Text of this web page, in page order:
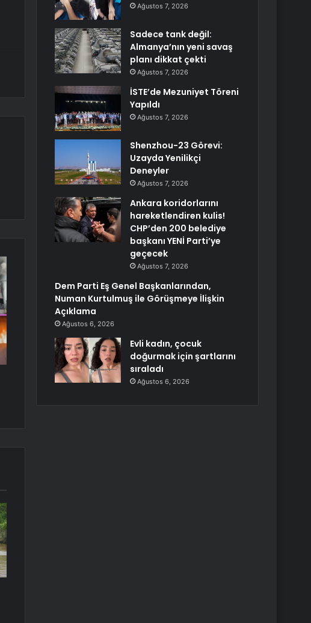
Ağustos 7, 2026
Sadece tank değil:
Almanya’nın yeni savaş
planı dikkat çekti
Ağustos 7, 2026
İSTE’de Mezuniyet Töreni
Yapıldı
Ağustos 7, 2026
Shenzhou-23 Görevi:
Uzayda Yenilikçi
Deneyler
Ağustos 7, 2026
Ankara koridorlarını
hareketlendiren kulis!
CHP’den 200 belediye
başkanı YENİ Parti’ye
geçecek
Ağustos 7, 2026
Dem Parti Eş Genel Başkanlarından,
Numan Kurtulmuş ile Görüşmeye İlişkin
Açıklama
Ağustos 6, 2026
Evli kadın, çocuk
doğurmak için şartlarını
sıraladı
Ağustos 6, 2026